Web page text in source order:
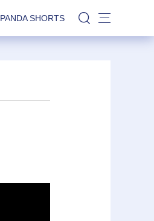
PANDA SHORTS 站内搜索